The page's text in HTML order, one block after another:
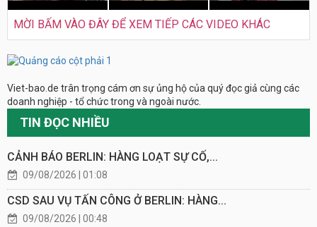
MỜI BẤM VÀO ĐÂY ĐỂ XEM TIẾP CÁC VIDEO KHÁC
Viet-bao.de trân trọng cám ơn sự ủng hộ của quý đọc giả cùng các
doanh nghiệp - tổ chức trong và ngoài nước.
TIN ĐỌC NHIỀU
CẢNH BÁO BERLIN: HÀNG LOẠT SỰ CỐ,...
09/08/2026 | 01:08
CSD SAU VỤ TẤN CÔNG Ở BERLIN: HÀNG...
09/08/2026 | 00:48